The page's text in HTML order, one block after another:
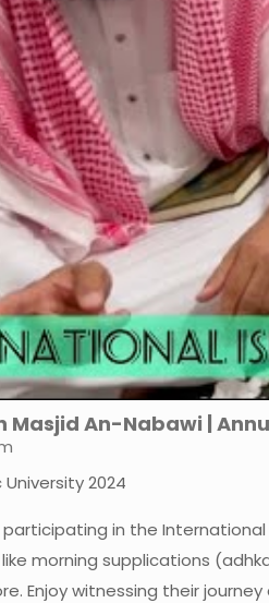
Masjid An-Nabawi |
2024
in the International
morning supplications
Enjoy witnessing their